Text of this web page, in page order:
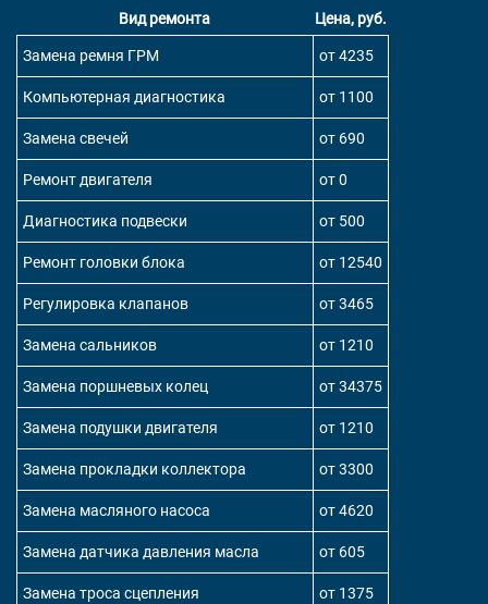
Вид ремонта
Цена, руб.
Замена ремня ГРМ
от 4235
Компьютерная диагностика от 1100
Замена свечей от 690
Ремонт двигателя от 0
Диагностика подвески от 500
Ремонт головки блока от 12540
Регулировка клапанов от 3465
Замена сальников от 1210
Замена поршневых колец от 34375
Замена подушки двигателя от 1210
Замена прокладки коллектора от 3300
Замена масляного насоса от 4620
Замена датчика давления масла от 605
Замена троса сцепления от 1375